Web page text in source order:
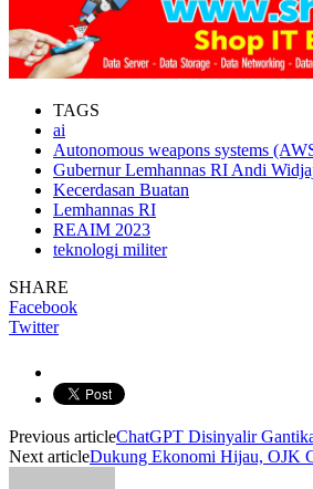
TAGS
ai
Autonomous weapons systems
Gubernur Lemhannas RI Andi
Kecerdasan Buatan
Lemhannas RI
REAIM 2023
teknologi militer
SHARE
Facebook
Twitter
Previous articleChatGPT Disinyalir
Next articleDukung Ekonomi Hijau, OJK